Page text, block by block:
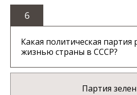
6
Какая политическая партия
жизнью страны в СССР?
Партия